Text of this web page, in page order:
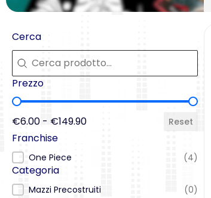
Cerca
Cerca
Cerca
Prezzo
Prezzo
€6.00 - €149.90
Reset
Franchise
Franchise
One Piece (4)
Categoria
Categoria
Mazzi Precostruiti
(0)